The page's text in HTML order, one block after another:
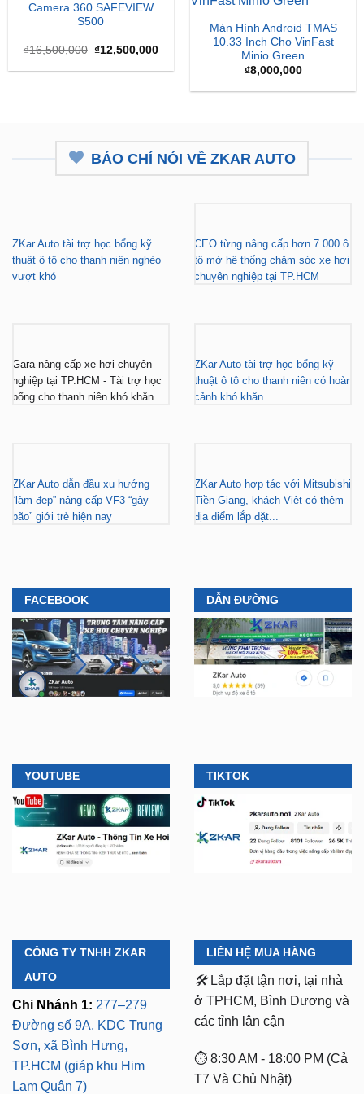
Camera 360 SAFEVIEW
S500
₫16,500,000 Giá
là:
₫12,500,000Giá
tại
₫12,500,000.
Màn Hình Android TMAS
10.33 Inch Cho VinFast
Minio Green
₫8,000,000
BÁO CHÍ NÓI VỀ ZKAR AUTO
ZKar Auto tài trợ học bổng kỹ
thuật ô tô cho thanh niên nghèo
vượt khó
CEO từng nâng cấp hơn 7.000 ô
tô mở hệ thống chăm sóc xe hơi
chuyên nghiệp tại TP.HCM
Gara nâng cấp xe hơi chuyên
nghiệp tại TP.HCM - Tài trợ học
bổng cho thanh niên khó khăn
ZKar Auto tài trợ học bổng kỹ
thuật ô tô cho thanh niên có hoàn
cảnh khó khăn
ZKar Auto dẫn đầu xu hướng
“làm đẹp” nâng cấp VF3 “gây
bão” giới trẻ hiện nay
ZKar Auto hợp tác với Mitsubishi
Tiền Giang, khách Việt có thêm
địa điểm lắp đặt...
FACEBOOK DẪN ĐƯỜNG
YOUTUBE TIKTOK
CÔNG TY TNHH ZKAR
AUTO
Chi Nhánh 1: 277–279
Đường số 9A, KDC Trung
Sơn, xã Bình Hưng,
TP.HCM (giáp khu Him
Lam Quận 7)
LIÊN HỆ MUA HÀNG
🛠️ Lắp đặt tận nơi, tại nhà
ở TPHCM, Bình Dương và
các tỉnh lân cận
⏱️ 8:30 AM - 18:00 PM (Cả
T7 Và Chủ Nhật)